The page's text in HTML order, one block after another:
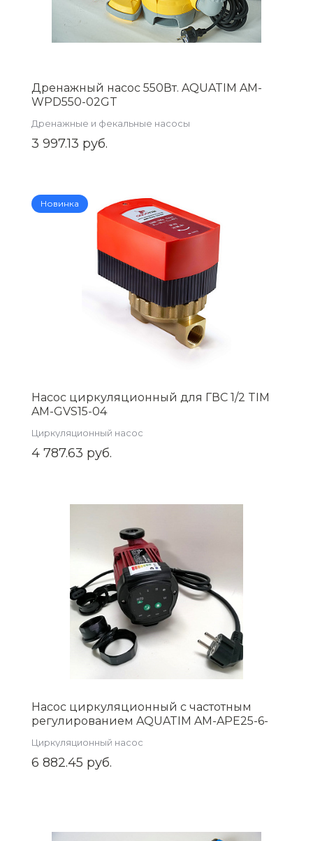
Дренажный насос 550Вт. AQUATIM AM-
WPD550-02GT
Дренажные и фекальные насосы
3 997.13 руб.
Новинка
Насос циркуляционный для ГВС 1/2 TIM
AM-GVS15-04
Циркуляционный насос
4 787.63 руб.
Насос циркуляционный с частотным
регулированием AQUATIM AM-APE25-6-
Циркуляционный насос
6 882.45 руб.